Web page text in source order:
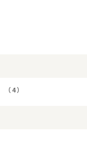
（4）